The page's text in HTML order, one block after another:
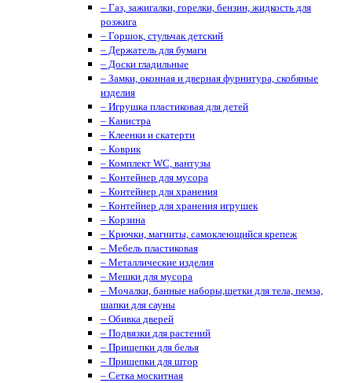
– Газ, зажигалки, горелки, бензин, жидкость для
розжига
– Горшок, стульчак детский
– Держатель для бумаги
– Доски гладильные
– Замки, оконная и дверная фурнитура, скобяные
изделия
– Игрушка пластиковая для детей
– Канистра
– Клеенки и скатерти
– Коврик
– Комплект WC, вантузы
– Контейнер для мусора
– Контейнер для хранения
– Контейнер для хранения игрушек
– Корзина
– Крючки, магниты, cамоклеющийся крепеж
– Мебель пластиковая
– Металлические изделия
– Мешки для мусора
– Мочалки, банные наборы,щетки для тела, пемза,
шапки для сауны
– Обивка дверей
– Подвязки для растений
– Прищепки для белья
– Прищепки для штор
– Сетка москитная